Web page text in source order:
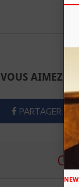
VOUS AIMEZ
PARTAGER